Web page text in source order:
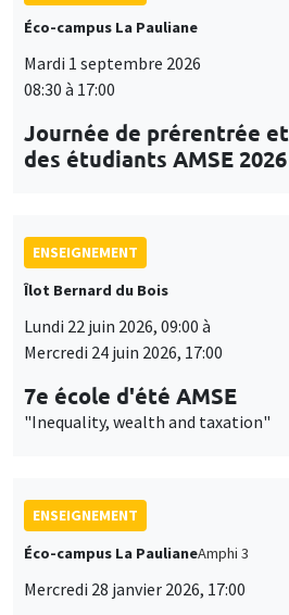
Éco-campus La Pauliane
Mardi 1 septembre 2026
08:30 à 17:00
Journée de prérentrée
des étudiants AMSE 2026
ENSEIGNEMENT
Îlot Bernard du Bois
Lundi 22 juin 2026, 09:00 à
Mercredi 24 juin 2026, 17:00
7e école d'été AMSE
"Inequality, wealth and taxation"
ENSEIGNEMENT
Éco-campus La PaulianeAmphi 3
Mercredi 28 janvier 2026, 17:00